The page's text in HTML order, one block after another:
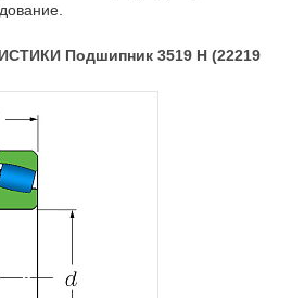
Подшипник 3519 H (22219